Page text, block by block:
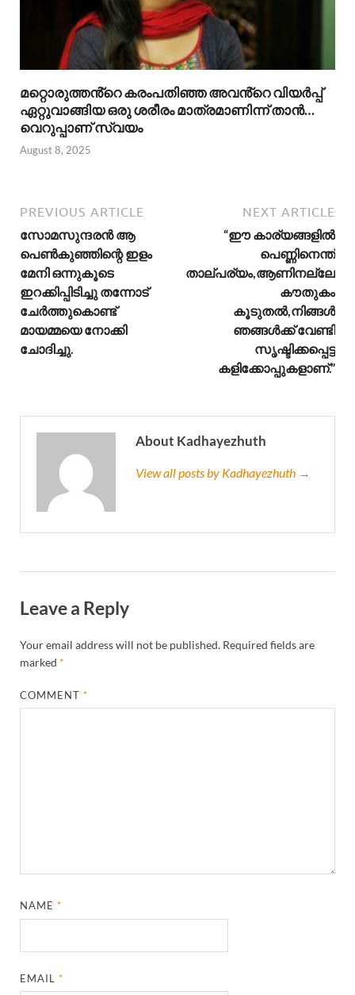
മറ്റൊരുത്തൻ്റെ കരംപതിഞ്ഞ അവൻ്റെ വിയർപ്പ്
ഏറ്റുവാങ്ങിയ ഒരു ശരീരം മാത്രമാണിന്ന് താൻ…
വെറുപ്പാണ് സ്വയം
August 8, 2025
PREVIOUS ARTICLE
സോമസുന്ദരൻ ആ
പെൺകുഞ്ഞിന്റെ ഇളം
മേനി ഒന്നുകൂടെ
ഇറക്കിപ്പിടിച്ചു തന്നോട്
ചേർത്തുകൊണ്ട്
മായമ്മയെ നോക്കി
ചോദിച്ചു.
NEXT ARTICLE
“ഈ കാര്യങ്ങളിൽ
പെണ്ണിനെന്ത്
താല്പര്യം,ആണിനല്ലേ
കൗതുകം
കൂടുതൽ,നിങ്ങൾ
ഞങ്ങൾക്ക് വേണ്ടി
സൃഷ്ടിക്കപ്പെട്ട
കളിക്കോപ്പുകളാണ്.”
About Kadhayezhuth
View all posts by Kadhayezhuth →
Leave a Reply
Your email address will not be published. Required fields are
marked *
COMMENT*
NAME*
EMAIL*